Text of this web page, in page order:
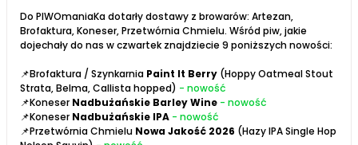
Do PIWOmaniaKa dotarły dostawy z browarów: Artezan,
Brofaktura, Koneser, Przetwórnia Chmielu. Wśród piw, jakie
dojechały do nas w czwartek znajdziecie 9 poniższych nowości:
📌Brofaktura / Szynkarnia Paint It Berry (Hoppy Oatmeal Stout
Strata, Belma, Callista hopped) - nowość
📌Koneser Nadbużańskie Barley Wine - nowość
📌Koneser Nadbużańskie IPA - nowość
📌Przetwórnia Chmielu Nowa Jakość 2026 (Hazy IPA Single Hop